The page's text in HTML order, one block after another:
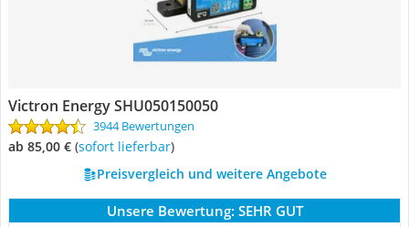
Victron Energy ‎SHU050150050
3944 Bewertungen
ab 85,00 € ( Sofort lieferbar)
Preisvergleich und weitere Angebote
Unsere Bewertung: SEHR GUT